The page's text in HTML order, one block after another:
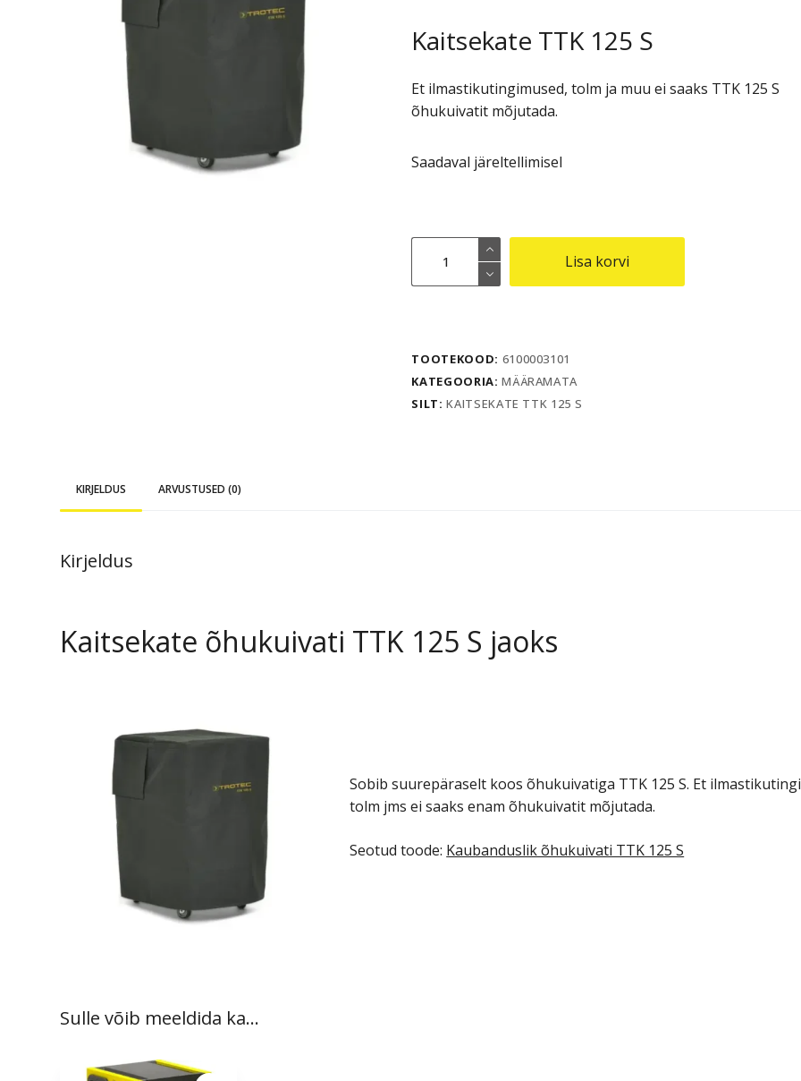
Kaitsekate TTK 125 S
Et ilmastikutingimused, tolm ja muu ei saaks TTK 125 S
õhukuivatit mõjutada.
Saadaval järeltellimisel
125
Lisa korvi
TOOTEKOOD: 6100003101
KATEGOORIA:MÄÄRAMATA
SILT:KAITSEKATE TTK 125 S
KIRJELDUS ARVUSTUSED (0)
Kirjeldus
Kaitsekate õhukuivati TTK 125 S jaoks
Sobib suurepäraselt koos õhukuivatiga TTK 125 S. Et
tolm jms ei saaks enam õhukuivatit mõjutada.
Seotud toode: Kaubanduslik õhukuivati TTK 125 S
Sulle võib meeldida ka…